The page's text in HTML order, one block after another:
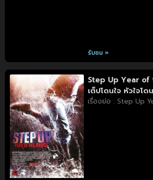
รับชม »
Step Up Year of
เต็ปโดนใจ หัวใจโ
เรื่องย่อ : Step Up